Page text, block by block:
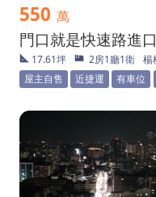
550 萬
門口就是快速路進
17.61坪 2房1廳1衛 楊
屋主自售
近捷運 有車位